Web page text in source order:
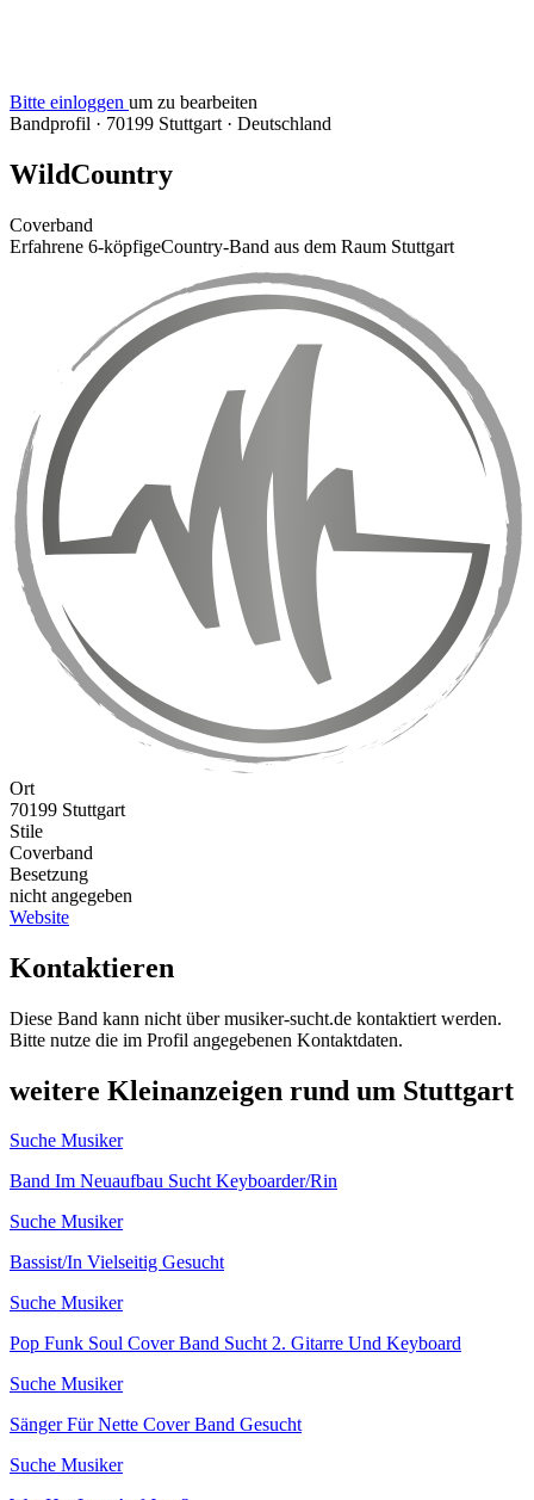
Bitte einloggen um zu bearbeiten
Bandprofil · 70199 Stuttgart · Deutschland
WildCountry
Coverband
Erfahrene 6-köpfigeCountry-Band aus dem Raum Stuttgart
Ort
70199 Stuttgart
Stile
Coverband
Besetzung
nicht angegeben
Website
Kontaktieren
Diese Band kann nicht über musiker-sucht.de kontaktiert werden.
Bitte nutze die im Profil angegebenen Kontaktdaten.
weitere Kleinanzeigen rund um Stuttgart
Suche Musiker
Band Im Neuaufbau Sucht Keyboarder/Rin
Suche Musiker
Bassist/In Vielseitig Gesucht
Suche Musiker
Pop Funk Soul Cover Band Sucht 2. Gitarre Und Keyboard
Suche Musiker
Sänger Für Nette Cover Band Gesucht
Suche Musiker